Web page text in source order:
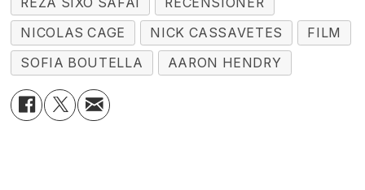
NICOLAS CAGE
NICK CASSAVETES
FILM
SOFIA BOUTELLA
AARON HENDRY